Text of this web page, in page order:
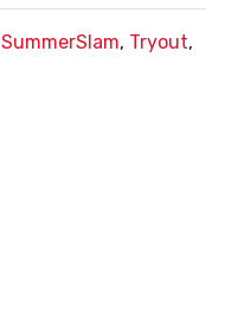
SummerSlam, Tryout,